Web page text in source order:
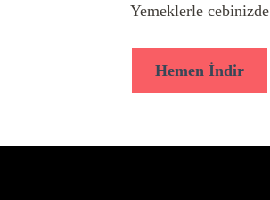
Yemeklerle cebinizde
Hemen İndir